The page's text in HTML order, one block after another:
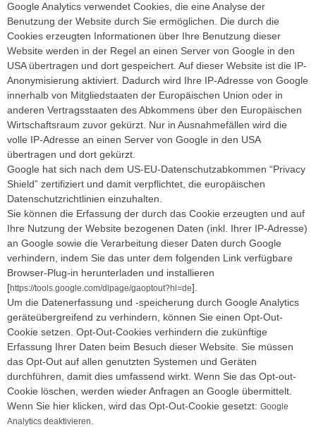
Google Analytics verwendet Cookies, die eine Analyse der
Benutzung der Website durch Sie ermöglichen. Die durch die
Cookies erzeugten Informationen über Ihre Benutzung dieser
Website werden in der Regel an einen Server von Google in den
USA übertragen und dort gespeichert. Auf dieser Website ist die IP-
Anonymisierung aktiviert. Dadurch wird Ihre IP-Adresse von Google
innerhalb von Mitgliedstaaten der Europäischen Union oder in
anderen Vertragsstaaten des Abkommens über den Europäischen
Wirtschaftsraum zuvor gekürzt. Nur in Ausnahmefällen wird die
volle IP-Adresse an einen Server von Google in den USA
übertragen und dort gekürzt.
Google hat sich nach dem US-EU-Datenschutzabkommen “Privacy
Shield” zertifiziert und damit verpflichtet, die europäischen
Datenschutzrichtlinien einzuhalten.
Sie können die Erfassung der durch das Cookie erzeugten und auf
Ihre Nutzung der Website bezogenen Daten (inkl. Ihrer IP-Adresse)
an Google sowie die Verarbeitung dieser Daten durch Google
verhindern, indem Sie das unter dem folgenden Link verfügbare
Browser-Plug-in herunterladen und installieren
[https://tools.google.com/dlpage/gaoptout?hl=de].
Um die Datenerfassung und -speicherung durch Google Analytics
geräteübergreifend zu verhindern, können Sie einen Opt-Out-
Cookie setzen. Opt-Out-Cookies verhindern die zukünftige
Erfassung Ihrer Daten beim Besuch dieser Website. Sie müssen
das Opt-Out auf allen genutzten Systemen und Geräten
durchführen, damit dies umfassend wirkt. Wenn Sie das Opt-out-
Cookie löschen, werden wieder Anfragen an Google übermittelt.
Wenn Sie hier klicken, wird das Opt-Out-Cookie gesetzt: Google
Analytics deaktivieren